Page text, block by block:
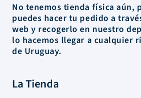
No tenemos tienda física aún,
puedes hacer tu pedido a
web y recogerlo en nuestro
lo hacemos llegar a cualquier
de Uruguay.
La Tienda